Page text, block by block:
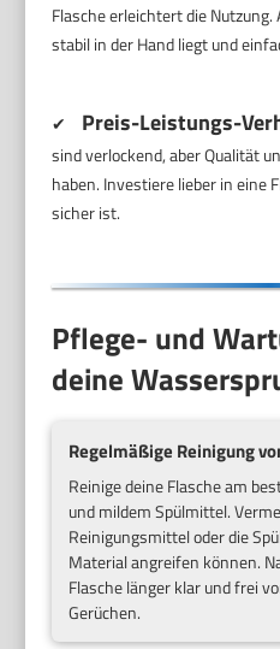
Flasche erleichtert die
stabil in der Hand liegt und
✔ Preis-Leistungs-
sind verlockend, aber Qualität
haben. Investiere lieber in eine
sicher ist.
Pflege- und
deine
Regelmäßige Reinigung
Reinige deine Flasche am
und mildem Spülmittel.
Reinigungsmittel oder die
Material angreifen können.
Flasche länger klar und frei
Gerüchen.